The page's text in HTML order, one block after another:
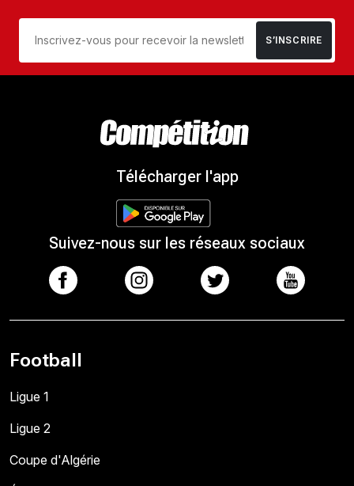
S’INSCRIRE
Télécharger l'app
Suivez-nous sur les réseaux sociaux
Football
Ligue 1
Ligue 2
Coupe d'Algérie